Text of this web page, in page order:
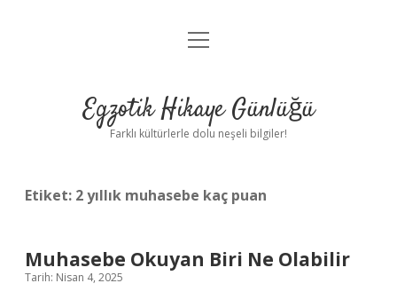
Anasayfa
Yasal Uyarı
menüyü
Egzotik Hikaye Günlüğü
Farklı kültürlerle dolu neşeli bilgiler!
Etiket: 2 yıllık muhasebe kaç puan
Muhasebe Okuyan Biri Ne Olabilir
Tarih: Nisan 4, 2025